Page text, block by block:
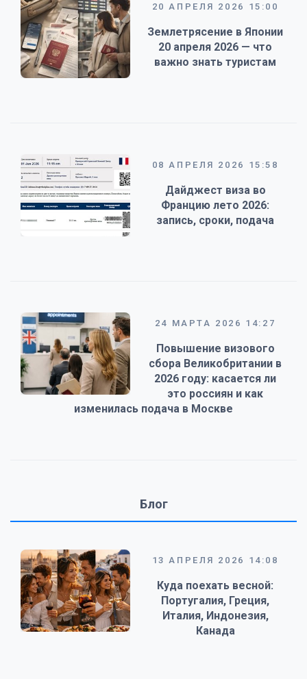
20 АПРЕЛЯ 2026 15:00
Землетрясение в Японии
20 апреля 2026 — что
важно знать туристам
08 АПРЕЛЯ 2026 15:58
Дайджест виза во
Францию лето 2026:
запись, сроки, подача
24 МАРТА 2026 14:27
Повышение визового
сбора Великобритании в
2026 году: касается ли
это россиян и как
изменилась подача в Москве
Блог
13 АПРЕЛЯ 2026 14:08
Куда поехать весной:
Португалия, Греция,
Италия, Индонезия,
Канада